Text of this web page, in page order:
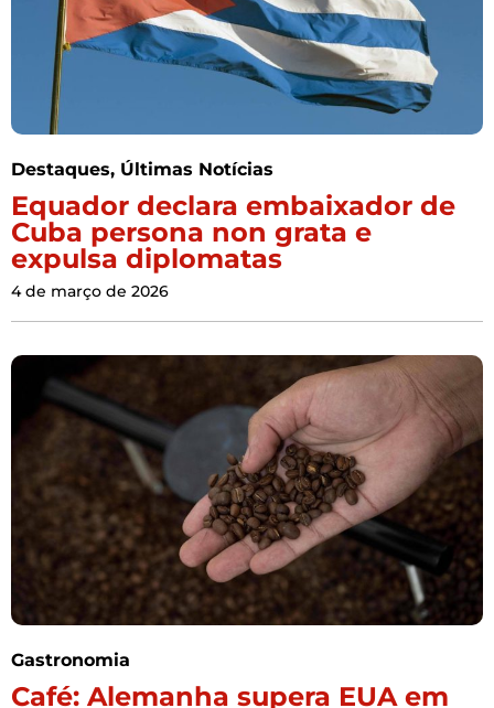
Destaques, Últimas Notícias
Equador declara embaixador de
Cuba persona non grata e
expulsa diplomatas
4 de março de 2026
Gastronomia
Café: Alemanha supera EUA em